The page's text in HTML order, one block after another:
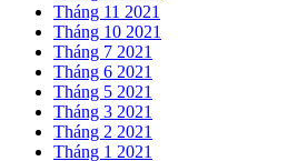
Tháng 11 2021
Tháng 10 2021
Tháng 7 2021
Tháng 6 2021
Tháng 5 2021
Tháng 3 2021
Tháng 2 2021
Tháng 1 2021